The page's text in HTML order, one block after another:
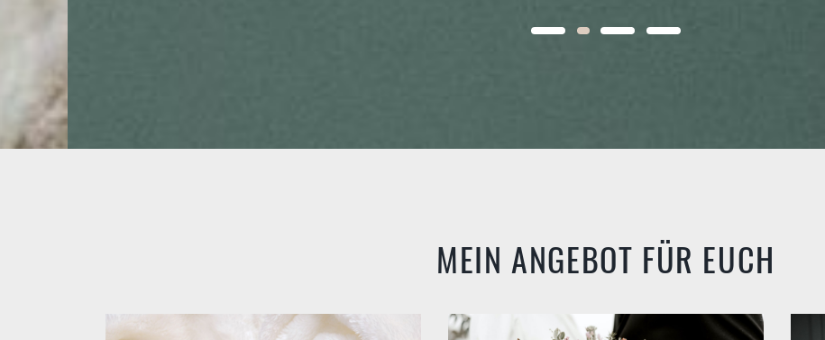
• • • •
MEIN ANGEBOT FÜR EUCH